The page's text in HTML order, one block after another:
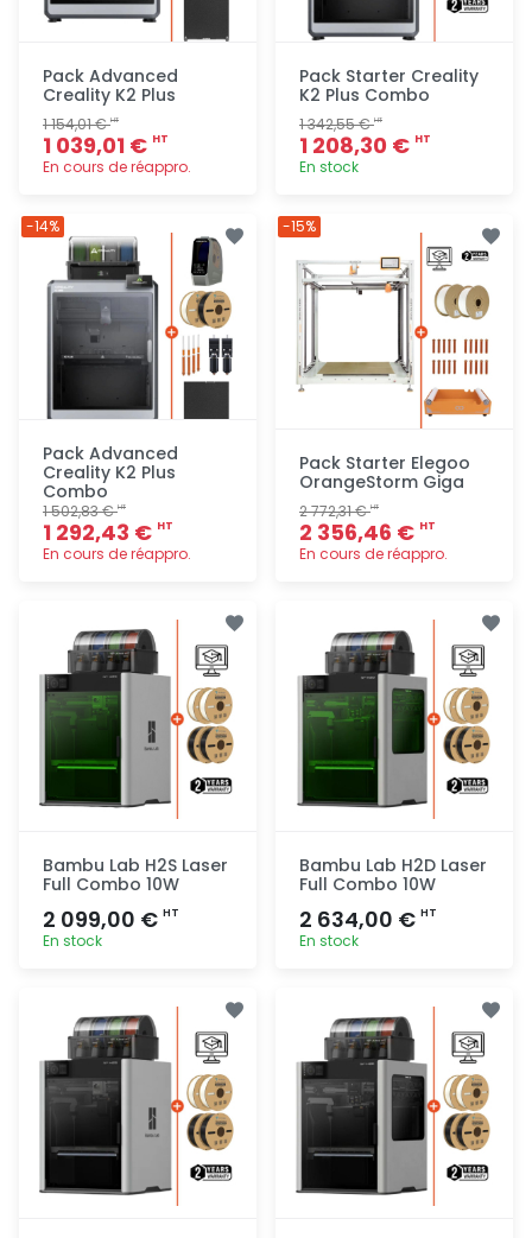
Pack Advanced
Creality K2 Plus
1 154,01 €HT
1 039,01 € HT
En cours de réappro.
rapide
Pack Starter Creality
K2 Plus Combo
1 342,55 €HT
1 208,30 € HT
En stock
rapide
Pack Advanced
Creality K2 Plus
Combo
1 502,83 €HT
1 292,43 € HT
En cours de réappro.
rapide
-14%
Pack Starter Elegoo
OrangeStorm Giga
2 772,31 €HT
2 356,46 € HT
En cours de réappro.
rapide
-15%
Bambu Lab H2S Laser
Full Combo 10W
2 099,00 € HT
En stock
rapide
Bambu Lab H2D Laser
Full Combo 10W
2 634,00 € HT
En stock
rapide